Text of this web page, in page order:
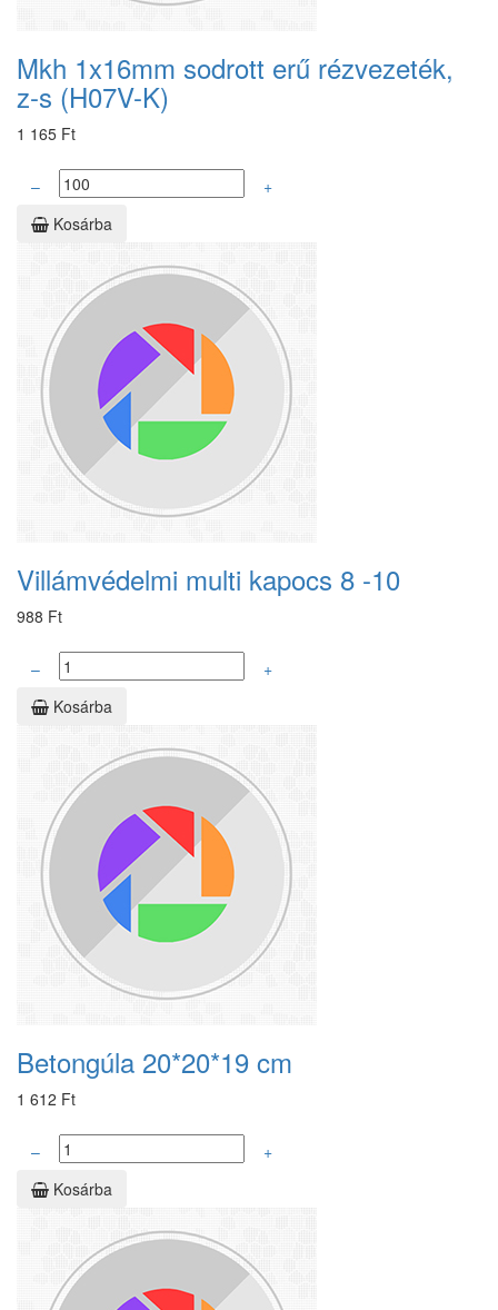
Mkh 1x16mm sodrott erű rézvezeték,
z-s (H07V-K)
1 165 Ft
–
+
Kosárba
Villámvédelmi multi kapocs 8 -10
988 Ft
–
+
Kosárba
Betongúla 20*20*19 cm
1 612 Ft
–
+
Kosárba